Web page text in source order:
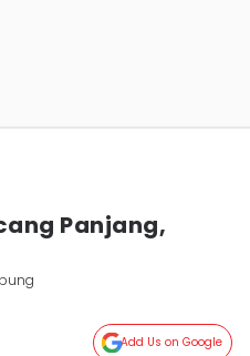
Panjang,
Add Us on Google